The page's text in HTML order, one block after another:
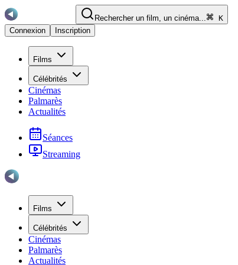
Rechercher un film, un cinéma...
K
Connexion
Inscription
Films
Célébrités
Cinémas
Palmarès
Actualités
Séances
Streaming
Films
Célébrités
Cinémas
Palmarès
Actualités